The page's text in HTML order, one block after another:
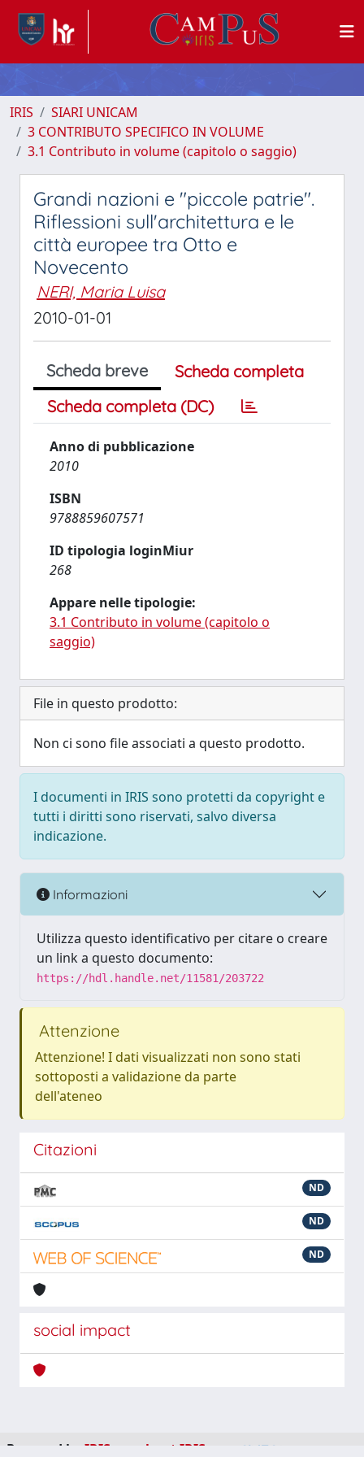
IRIS
SIARI UNICAM
3 CONTRIBUTO SPECIFICO IN VOLUME
3.1 Contributo in volume (capitolo o saggio)
Grandi nazioni e "piccole patrie".
Riflessioni sull'architettura e le
città europee tra Otto e
Novecento
NERI, Maria Luisa
2010-01-01
Scheda breve
Scheda completa
Scheda completa (DC)
Anno di pubblicazione
2010
ISBN
9788859607571
ID tipologia loginMiur
268
Appare nelle tipologie:
3.1 Contributo in volume (capitolo o
saggio)
File in questo prodotto:
Non ci sono file associati a questo prodotto.
I documenti in IRIS sono protetti da copyright e
tutti i diritti sono riservati, salvo diversa
indicazione.
Informazioni
Utilizza questo identificativo per citare o creare
un link a questo documento:
https://hdl.handle.net/11581/203722
Attenzione
Attenzione! I dati visualizzati non sono stati
sottoposti a validazione da parte
dell'ateneo
Citazioni
ND
ND
ND
social impact
Powered by IRIS about IRIS